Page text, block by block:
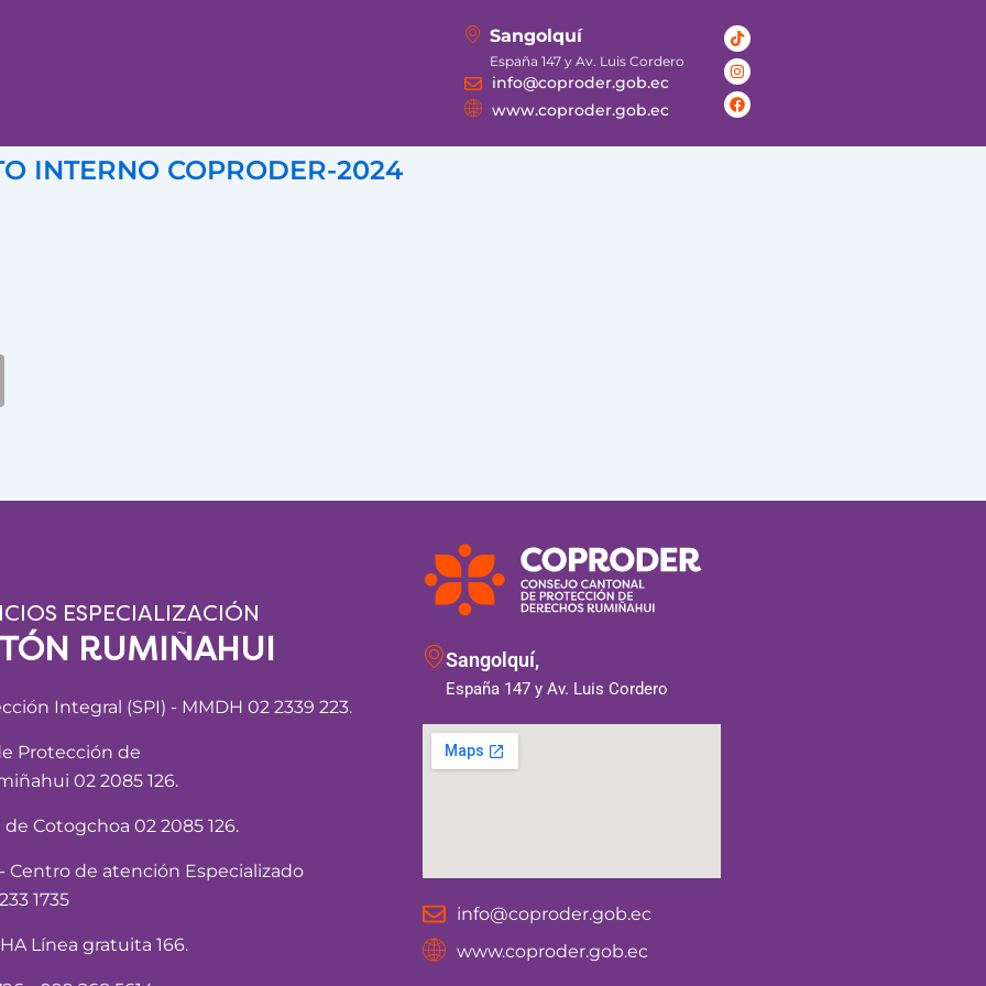
Sangolquí
España 147 y Av. Luis Cordero
info@coproder.gob.ec
www.coproder.gob.ec
Tiktok
Instagram
Facebook
INTERNO COPRODER-2024
ESPECIALIZACIÓN
RUMIÑAHUI
Integral (SPI) - MMDH 02 2339 223.
Protección de
02 2085 126.
Cotogchoa 02 2085 126.
Centro de atención Especializado
1735
Línea gratuita 166.
Sangolquí,
España 147 y Av. Luis Cordero
info@coproder.gob.ec
www.coproder.gob.ec